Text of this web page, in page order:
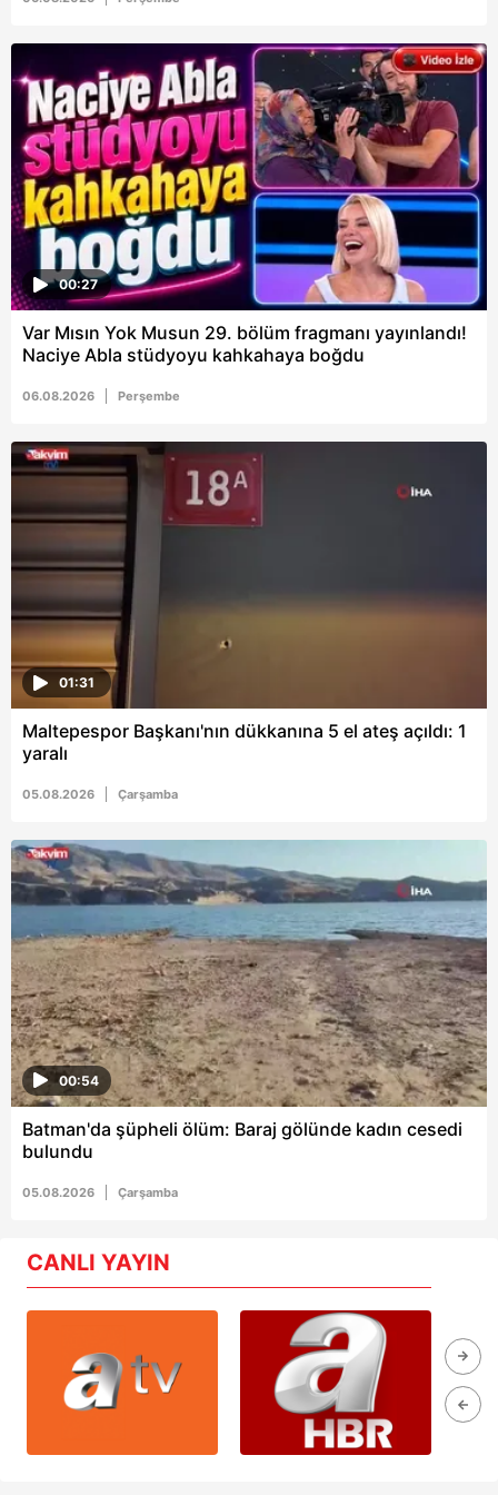
hazırlanmış Aydınlatma Metnimizi okumak ve sitemizde
ilgili mevzuata uygun olarak kullanılan çerezlerle ilgili bilgi
almak için lütfentıklayınız.
00:27
Var Mısın Yok Musun 29. bölüm fragmanı yayınlandı!
Naciye Abla stüdyoyu kahkahaya boğdu
06.08.2026 Perşembe
01:31
Maltepespor Başkanı'nın dükkanına 5 el ateş açıldı: 1
yaralı
05.08.2026 Çarşamba
00:54
Batman'da şüpheli ölüm: Baraj gölünde kadın cesedi
bulundu
05.08.2026 Çarşamba
CANLI YAYIN